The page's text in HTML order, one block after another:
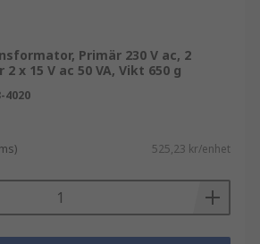
Primär 230 V ac, 2
x 15 V ac 50 VA, Vikt 650 g
4020
525,23 kr/enhet